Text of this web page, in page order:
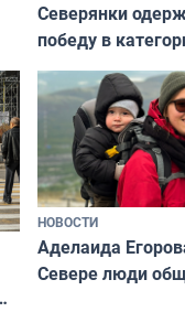
Северянки
победу в
всероссийского
«Мисс и Миссис
Русь»
НОВОСТИ
Аделаида
Севере люди